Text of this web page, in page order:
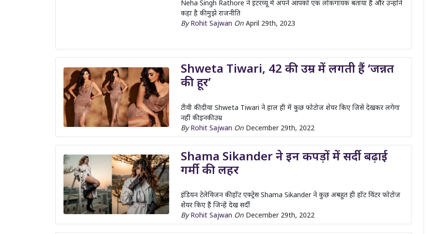
ByRohit Sajwan On April 29th, 2023
की हूर’
टीवी की दीवा Shweta Tiwari ने हाल ही में कुछ फोटोज शेयर किए जिसे देखकर लगेगा
नहीं की इनकी उम्र
Rohit Sajwan
Shama Sikander ने इन कपड़ों में सर्दी बढ़ाई
गर्मी की लहर
इंडियन टेलेविजन की हॉट एक्ट्रेस Shama Sikander ने कुछ अबहुत ही हॉट विंटर फोटोज
शेयर किए हैं जिन्हें देख सर्दी
Mouni Roy ने दुबई में कातिलाना पोज में दिखीं,
फैंस हुये बेहाल